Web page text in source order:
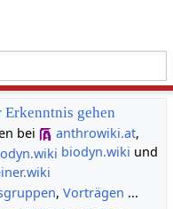
Erkenntnis gehen
bei
anthrowiki.at,
biodyn.wiki und
, Vorträgen ...